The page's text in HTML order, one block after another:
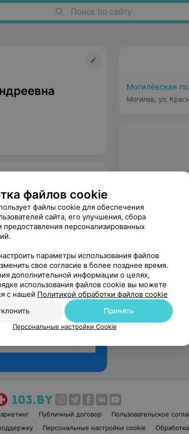
Поиск по сайту
Могилёвская
Могилев, ул.
Публичный договор Пользовательское
Персональные настройки cookie
файлов cookie
файлы cookie для обеспечения
сайта, его улучшения, сбора
предоставления персонализированных
параметры использования файлов
свое согласие в более позднее время.
дополнительной информации о целях,
использования файлов cookie вы можете
с нашей Политикой обработки файлов cookie
Принять
Персональные настройки Cookie